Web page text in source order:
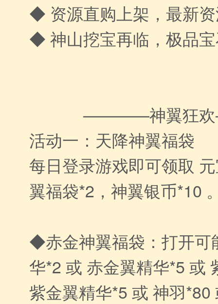
◆ 资源直购上架，最新
◆ 神山挖宝再临，极品
————神翼狂
活动一：天降神翼福袋
每日登录游戏即可领取
翼福袋*2，神翼银币*10
◆赤金神翼福袋：打开可
华*2 或 赤金翼精华*5 或
紫金翼精华*5 或 神羽*80